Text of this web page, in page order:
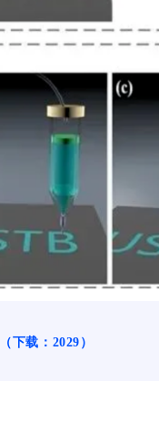
（下载：2029）